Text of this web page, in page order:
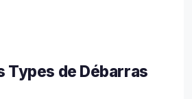
Types de Débarras